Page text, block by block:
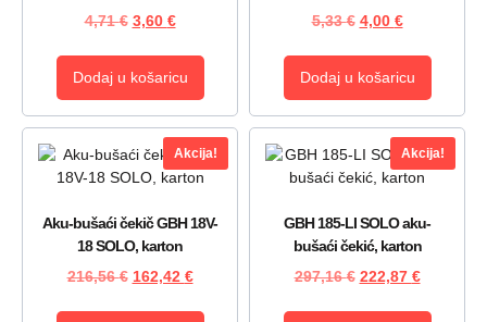
4,71€ 3,60 €
Dodaj u košaricu
5,33€ 4,00 €
Dodaj u košaricu
Akcija!
Aku-bušaći čekič GBH 18V-
18 SOLO, karton
216,56€ 162,42 €
Akcija!
GBH 185-LI SOLO aku-
bušaći čekić, karton
297,16€ 222,87 €